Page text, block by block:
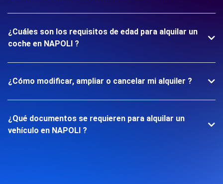
¿Cuáles son los requisitos de edad para alquilar un
coche en NAPOLI ?
¿Cómo modificar, ampliar o cancelar mi alquiler ?
¿Qué documentos se requieren para alquilar un
vehículo en NAPOLI ?